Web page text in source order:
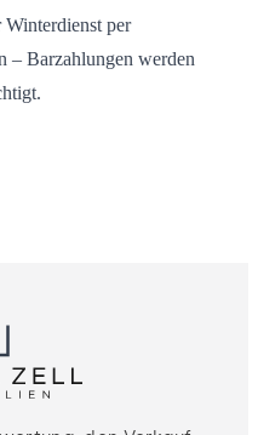
per
– Barzahlungen werden